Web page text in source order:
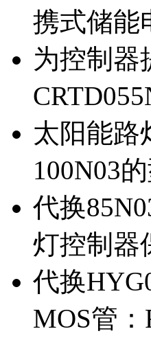
携式储能
为控制器
太阳能路
100N03
代换
灯控制器
代换
MOS管